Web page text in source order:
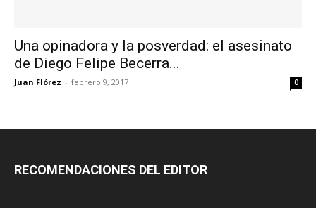
Una opinadora y la posverdad: el asesinato
de Diego Felipe Becerra...
Juan Flórez - febrero 9, 2017 0
RECOMENDACIONES DEL EDITOR